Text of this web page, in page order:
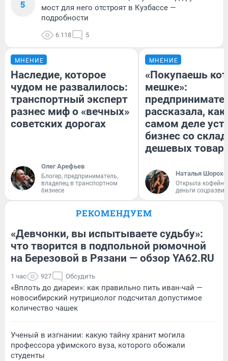
5
мост для него отстроят в Кузбассе —
подробности
6 118 5
МНЕНИЕ
Наследие, которое
чудом не развалилось:
транспортный эксперт
разнес миф о «вечных»
советских дорогах
Олег Арефьев
Блогер, предприниматель,
владелец в транспортном
бизнесе
МНЕНИЕ
«Покупаешь
мешке»:
рассказала, как
самом деле
бизнес со
дешевых
Наталья
Открыла
деньги
РЕКОМЕНДУЕМ
«Девчонки, вы испытываете судьбу»:
что творится в подпольной рюмочной
на Березовой в Рязани — обзор YA62.RU
1 час 927 Обсудить
«Вплоть до диареи»: как правильно пить иван-чай —
новосибирский нутрициолог подсчитал допустимое
количество чашек
Ученый в изгнании: какую тайну хранит могила
профессора уфимского вуза, которого обожали
студенты